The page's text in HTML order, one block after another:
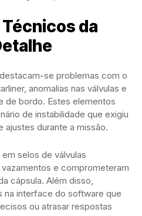
da
se problemas com o
anomalias nas válvulas e
de bordo. Estes elementos
de instabilidade que exigiu
ajustes durante a missão.
selos de válvulas
e comprometeram
cápsula. Além disso,
interface do software que
ou atrasar respostas